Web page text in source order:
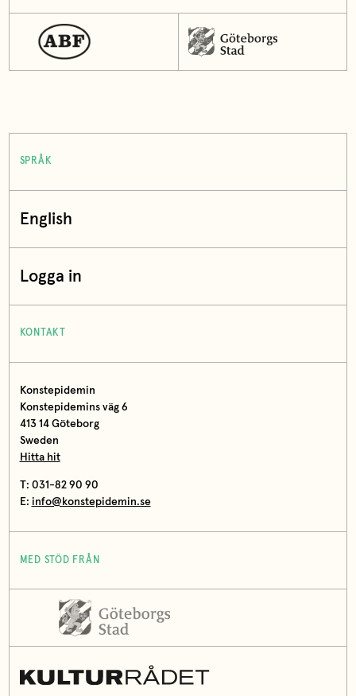
SPRÅK
English
Logga in
KONTAKT
Konstepidemin
Konstepidemins väg 6
413 14 Göteborg
Sweden
Hitta hit
T: 031-82 90 90
E: info@konstepidemin.se
MED STÖD FRÅN